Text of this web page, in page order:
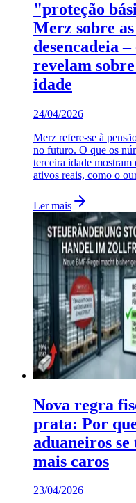
"proteção
Merz sobre
desencadeia
revelam
idade
24/04/2026
Merz refere-se à
no futuro. O que os
terceira idade mostram
ativos reais, como o
Ler mais
Nova regra
prata: Por
aduaneiros
mais caros
23/04/2026